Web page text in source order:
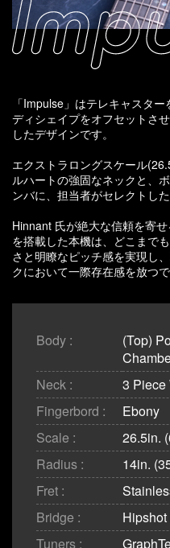
「Impulse」はテレキャスタ
ディシェイプをオフセットさ
したデザインです。
エクストラロングスケール
ルハートの強固なネックと、
ンバに、担当者がセレクトし
Hinnant 氏が絶大な信頼を寄
を搭載した本機は、どこまで
さと明瞭なピッチ感を実現し
クにおいて一際存在感を放つで
Body :
(Top)
Neck :
3 Piece
Fingerbord :
Ebony
Scale :
26.5in.
Radius :
14in.
Fret :
Bridge :
Tuners :